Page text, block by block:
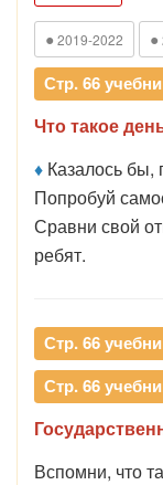
● 2019-2022 ●
Стр. 66
Что такое
♦ Казалось бы,
Попробуй
Сравни свой
ребят.
Стр. 66
Стр. 66
Вспомни, что